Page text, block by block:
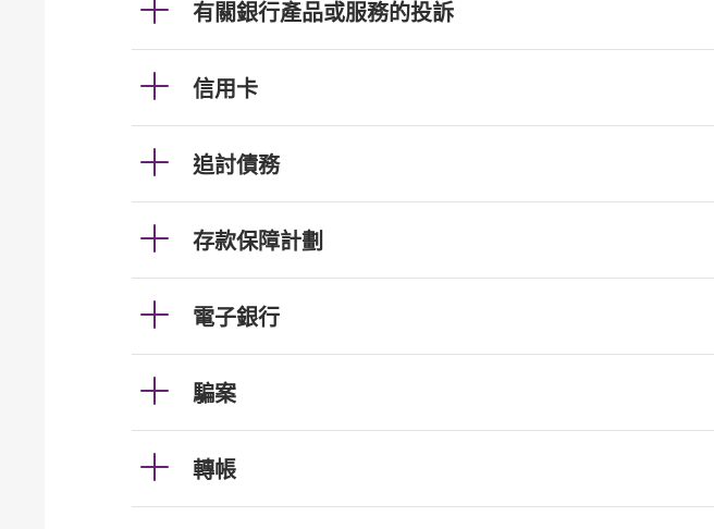
有關銀行產品或服務的投訴
信用卡
追討債務
存款保障計劃
電子銀行
騙案
轉帳